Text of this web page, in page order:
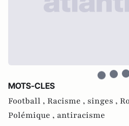
MOTS-CLES
Football , Racisme , singes ,
Polémique , antiracisme